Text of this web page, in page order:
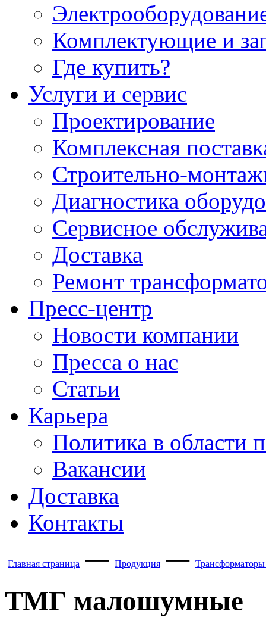
Комплектующие и
Где купить?
Услуги и сервис
Проектирование
Комплексная
Строительно-
Диагностика
Сервисное
Доставка
Ремонт
Пресс-центр
Новости компании
Пресса о нас
Статьи
Карьера
Политика в области
Вакансии
Доставка
Контакты
Главная страница — Продукция —
ТМГ малошумные